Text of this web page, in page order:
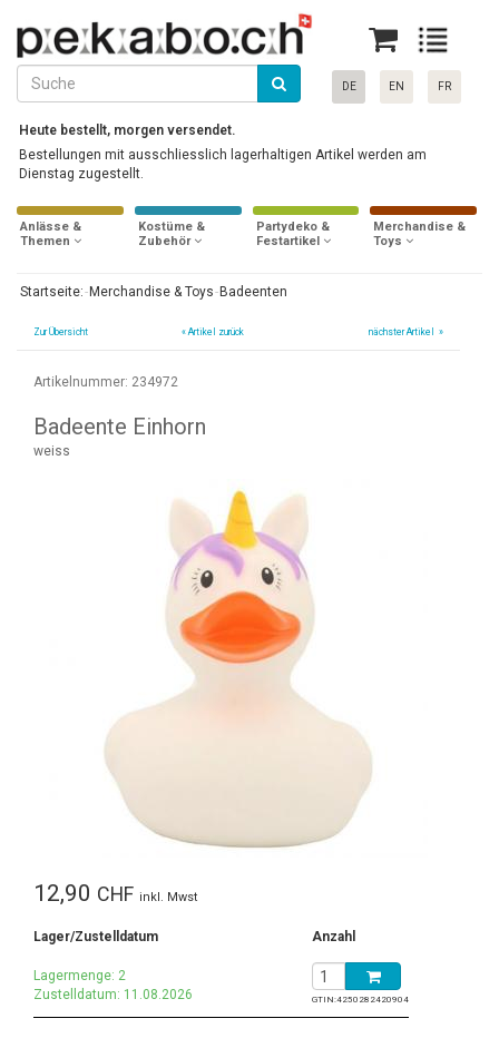
DE EN FR
Heute bestellt, morgen versendet.
Bestellungen mit ausschliesslich lagerhaltigen Artikel werden am
Dienstag zugestellt.
Anlässe &
Themen
Kostüme &
Zubehör
Partydeko &
Festartikel
Merchandise &
Toys
Startseite: Merchandise & Toys Badeenten
Zur Übersicht «Artikel zurück nächster Artikel »
Artikelnummer: 234972
Badeente Einhorn
weiss
12,90 CHF inkl. Mwst
Lager/Zustelldatum Anzahl
Lagermenge: 2
Zustelldatum: 11.08.2026
GTIN:4250282420904